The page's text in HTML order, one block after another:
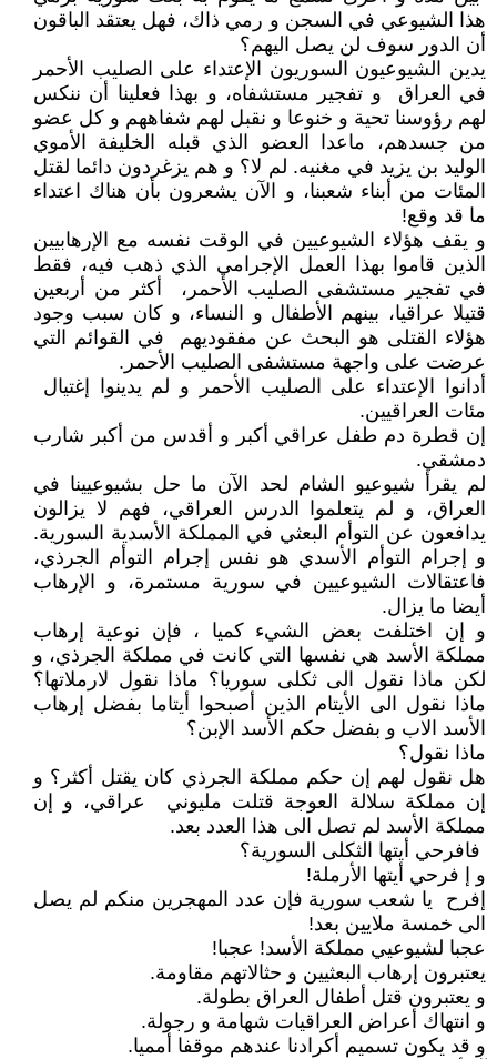
هذا الشيوعي في السجن و رمي ذاك، فهل يعتقد الباقون
أن الدور سوف لن يصل اليهم؟
يدين الشيوعيون السوريون الإعتداء على الصليب الأحمر
في العراق و تفجير مستشفاه، و بهذا فعلينا أن ننكس
لهم رؤوسنا تحية و خنوعا و نقبل لهم شفاههم و كل عضو
من جسدهم، ماعدا العضو الذي قبله الخليفة الأموي
الوليد بن يزيد في مغنيه. لم لا؟ و هم يزغردون دائما لقتل
المئات من أبناء شعبنا، و الآن يشعرون بأن هناك اعتداء
ما قد وقع!
و يقف هؤلاء الشيوعيين في الوقت نفسه مع الإرهابيين
الذين قاموا بهذا العمل الإجرامي الذي ذهب فيه، فقط
في تفجير مستشفى الصليب الأحمر، أكثر من أربعين
قتيلا عراقيا، بينهم الأطفال و النساء، و كان سبب وجود
هؤلاء القتلى هو البحث عن مفقوديهم في القوائم التي
عرضت على واجهة مستشفى الصليب الأحمر.
أدانوا الإعتداء على الصليب الأحمر و لم يدينوا إغتيال
مئات العراقيين.
إن قطرة دم طفل عراقي أكبر و أقدس من أكبر شارب
دمشقي.
لم يقرأ شيوعيو الشام لحد الآن ما حل بشيوعيينا في
العراق، و لم يتعلموا الدرس العراقي، فهم لا يزالون
يدافعون عن التوأم البعثي في المملكة الأسدية السورية.
و إجرام التوأم الأسدي هو نفس إجرام التوأم الجرذي،
فاعتقالات الشيوعيين في سورية مستمرة، و الإرهاب
أيضا ما يزال.
و إن اختلفت بعض الشيء كميا ، فإن نوعية إرهاب
مملكة الأسد هي نفسها التي كانت في مملكة الجرذي، و
لكن ماذا نقول الى ثكلى سوريا؟ ماذا نقول لارملاتها؟
ماذا نقول الى الأيتام الذين أصبحوا أيتاما بفضل إرهاب
الأسد الاب و بفضل حكم الأسد الإبن؟
ماذا نقول؟
هل نقول لهم إن حكم مملكة الجرذي كان يقتل أكثر؟ و
إن مملكة سلالة العوجة قتلت مليوني عراقي، و إن
مملكة الأسد لم تصل الى هذا العدد بعد.
فافرحي أيتها الثكلى السورية؟
و إ فرحي أيتها الأرملة!
إفرح يا شعب سورية فإن عدد المهجرين منكم لم يصل
الى خمسة ملايين بعد!
عجبا لشيوعيي مملكة الأسد! عجبا!
يعتبرون إرهاب البعثيين و حثالاتهم مقاومة.
و يعتبرون قتل أطفال العراق بطولة.
و انتهاك أعراض العراقيات شهامة و رجولة.
و قد يكون تسميم أكرادنا عندهم موقفا أمميا.